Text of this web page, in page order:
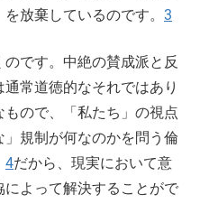
放棄しているのです。 3
です。中絶の賛成派と反
常道徳的なそれではあり
ので、「私たち」の視点
規制が何なのかを問う倫
4だから、現実において意
よって解決することがで